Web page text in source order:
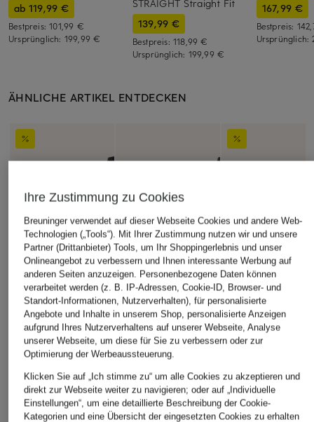
ab 119,99 €
Bestpreis:101,99 €
Ursprünglich: 199,99 €
STRAIGHT Straight Fit
139,99 €
Bestpreis: 118,99 €
Ursprünglich: 199,99 €
167,99 €
Bestpreis:
Ursprünglich:
ÄHNLICHE ARTIKEL ENTDECKEN
Ihre Zustimmung zu Cookies
Breuninger verwendet auf dieser Webseite Cookies und andere Web-
Technologien („Tools“). Mit Ihrer Zustimmung nutzen wir und unsere
Partner (Drittanbieter) Tools, um Ihr Shoppingerlebnis und unser
Onlineangebot zu verbessern und Ihnen interessante Werbung auf
anderen Seiten anzuzeigen. Personenbezogene Daten können
verarbeitet werden (z. B. IP-Adressen, Cookie-ID, Browser- und
Standort-Informationen, Nutzerverhalten), für personalisierte
Angebote und Inhalte in unserem Shop, personalisierte Anzeigen
aufgrund Ihres Nutzerverhaltens auf unserer Webseite, Analyse
unserer Webseite, um diese für Sie zu verbessern oder zur
Optimierung der Werbeaussteuerung.
Klicken Sie auf „Ich stimme zu“ um alle Cookies zu akzeptieren und
direkt zur Webseite weiter zu navigieren; oder auf „Individuelle
Einstellungen“, um eine detaillierte Beschreibung der Cookie-
Kategorien und eine Übersicht der eingesetzten Cookies zu erhalten